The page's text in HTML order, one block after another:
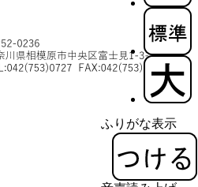
ふりがな表示